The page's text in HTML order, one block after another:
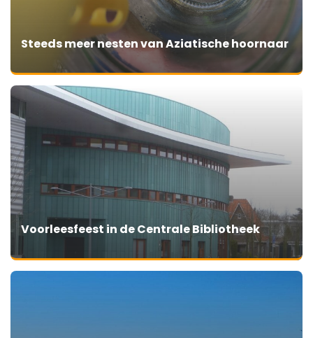
Steeds meer nesten van Aziatische hoornaar
Voorleesfeest in de Centrale Bibliotheek